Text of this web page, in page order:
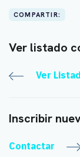
COMPARTIR:
Ver listado
Ver
Inscribir
Contactar